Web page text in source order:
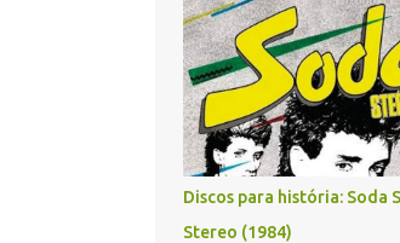
Discos para história: Soda
Stereo (1984)